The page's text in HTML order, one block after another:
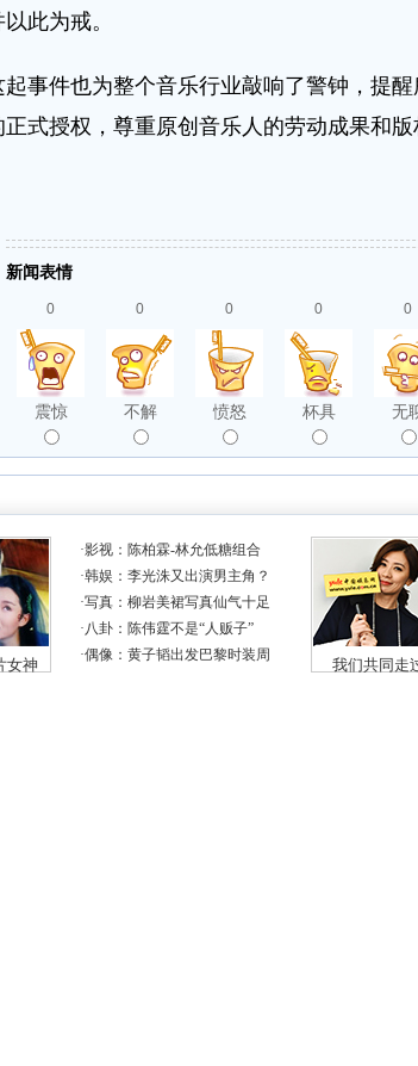
此为戒。
件也为整个音乐行业敲响了警钟，提醒
式授权，尊重原创音乐人的劳动成果和版
新闻表情
0
震惊
0
不解
0
愤怒
0
杯具
0
无